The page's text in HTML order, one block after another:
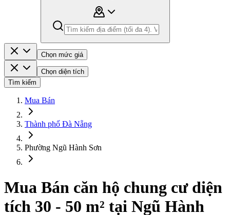
Chọn mức giá
Chọn diện tích
Tìm kiếm
Mua Bán
Thành phố Đà Nẵng
Phường Ngũ Hành Sơn
Mua Bán căn hộ chung cư diện
tích 30 - 50 m² tại Ngũ Hành